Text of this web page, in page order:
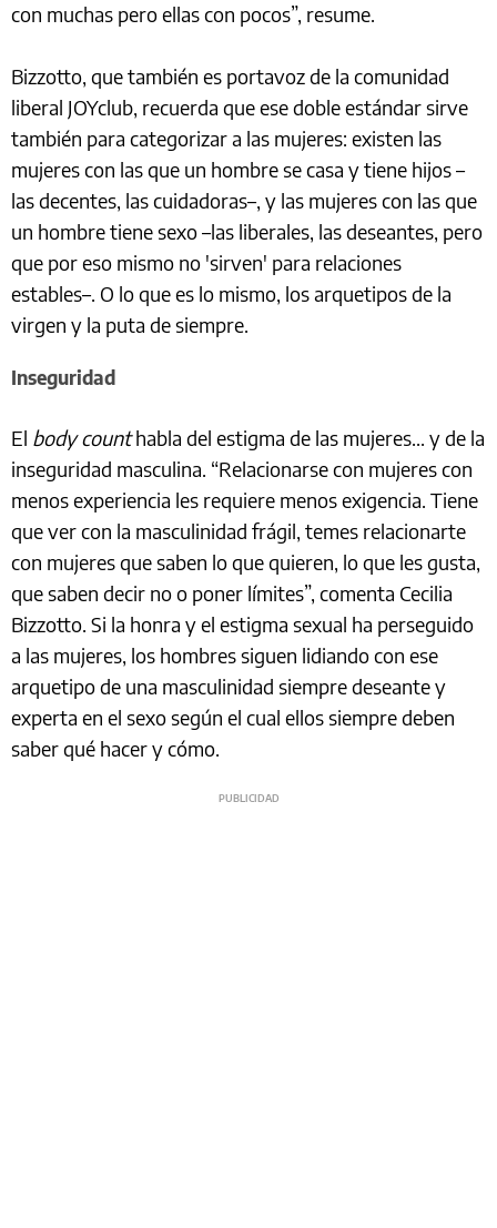
con muchas pero ellas con pocos”, resume.
Bizzotto, que también es portavoz de la comunidad
liberal JOYclub, recuerda que ese doble estándar sirve
también para categorizar a las mujeres: existen las
mujeres con las que un hombre se casa y tiene hijos –
las decentes, las cuidadoras–, y las mujeres con las que
un hombre tiene sexo –las liberales, las deseantes, pero
que por eso mismo no 'sirven' para relaciones
estables–. O lo que es lo mismo, los arquetipos de la
virgen y la puta de siempre.
Inseguridad
El body counthabla del estigma de las mujeres... y de la
inseguridad masculina. “Relacionarse con mujeres con
menos experiencia les requiere menos exigencia. Tiene
que ver con la masculinidad frágil, temes relacionarte
con mujeres que saben lo que quieren, lo que les gusta,
que saben decir no o poner límites”, comenta Cecilia
Bizzotto. Si la honra y el estigma sexual ha perseguido
a las mujeres, los hombres siguen lidiando con ese
arquetipo de una masculinidad siempre deseante y
experta en el sexo según el cual ellos siempre deben
saber qué hacer y cómo.